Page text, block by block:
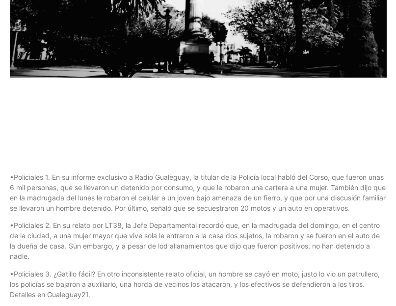
•Policiales 1. En su informe exclusivo a Radio Gualeguay, la titular de la Policía local habló del Corso, que fueron unas
6 mil personas, que se llevaron un detenido por consumo, y que le robaron una cartera a una mujer. También dijo que
en la madrugada del lunes le robaron el celular a un joven bajo amenaza de un fierro, y que por una discusión familiar
se llevaron un hombre detenido. Por último, señaló que se secuestraron 20 motos y un auto en operativos.
•Policiales 2. En su relato por LT38, la Jefe Departamental recordó que, en la madrugada del domingo, en el centro
de la ciudad, a una mujer mayor que vive sola le entraron a la casa dos sujetos, la robaron y se fueron en el auto de
la dueña de casa. Sun embargo, y a pesar de lod allanamientos que dijo que fueron positivos, no han detenido a
nadie.
•Policiales 3. ¿Gatillo fácil? En otro inconsistente relato oficial, un hombre se cayó en moto, justo lo vio un patrullero,
los policías se bajaron a auxiliarlo, una horda de vecinos los atacaron, y los efectivos se defendieron a los tiros.
Detalles en Gualeguay21.